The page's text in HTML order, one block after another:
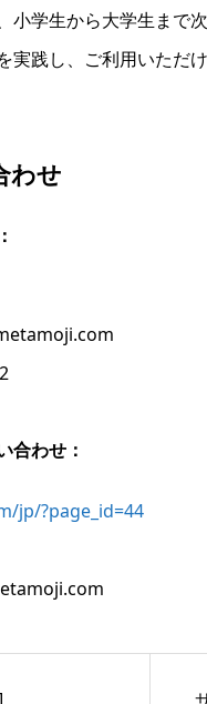
小学生から大学生まで
実践し、ご利用いただ
わせ
合わせ：
jp/?page_id=44